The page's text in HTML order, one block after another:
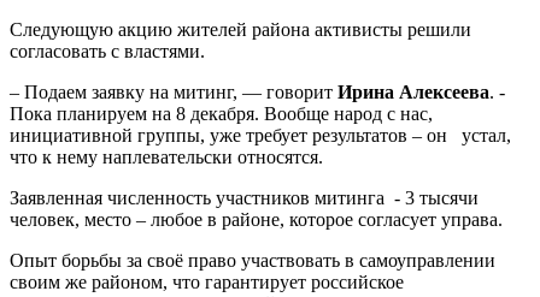
Следующую акцию жителей района активисты решили
согласовать с властями.
– Подаем заявку на митинг, — говорит Ирина Алексеева. -
Пока планируем на 8 декабря. Вообще народ с нас,
инициативной группы, уже требует результатов – он устал,
что к нему наплевательски относятся.
Заявленная численность участников митинга - 3 тысячи
человек, место – любое в районе, которое согласует управа.
Опыт борьбы за своё право участвовать в самоуправлении
своим же районом, что гарантирует российское